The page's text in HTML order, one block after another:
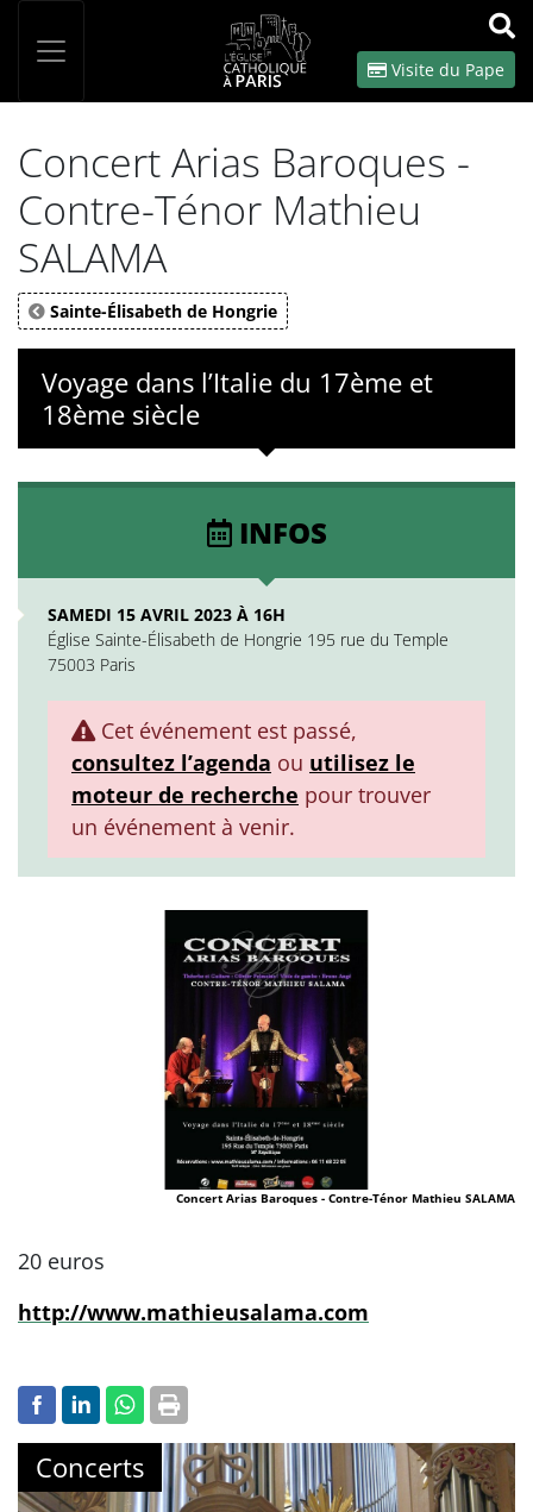
OK
Visite du Pape
Concert Arias Baroques -
Contre-Ténor Mathieu
SALAMA
Sainte-Élisabeth de Hongrie
Voyage dans l’Italie du 17ème et
18ème siècle
INFOS
SAMEDI 15 AVRIL 2023 À 16H
Église Sainte-Élisabeth de Hongrie 195 rue du Temple
75003 Paris
Cet événement est passé,
consultez l’agenda ou utilisez le
moteur de recherche pour trouver
un événement à venir.
Concert Arias Baroques - Contre-Ténor Mathieu SALAMA
20 euros
http://www.mathieusalama.com
Concerts
Panneau de gestion des cookies